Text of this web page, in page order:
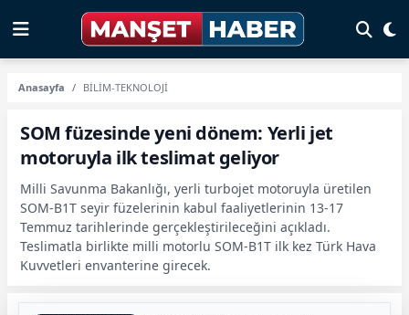
Anasayfa BİLİM-TEKNOLOJİ
SOM füzesinde yeni dönem: Yerli jet
motoruyla ilk teslimat geliyor
Milli Savunma Bakanlığı, yerli turbojet motoruyla üretilen
SOM-B1T seyir füzelerinin kabul faaliyetlerinin 13-17
Temmuz tarihlerinde gerçekleştirileceğini açıkladı.
Teslimatla birlikte milli motorlu SOM-B1T ilk kez Türk Hava
Kuvvetleri envanterine girecek.